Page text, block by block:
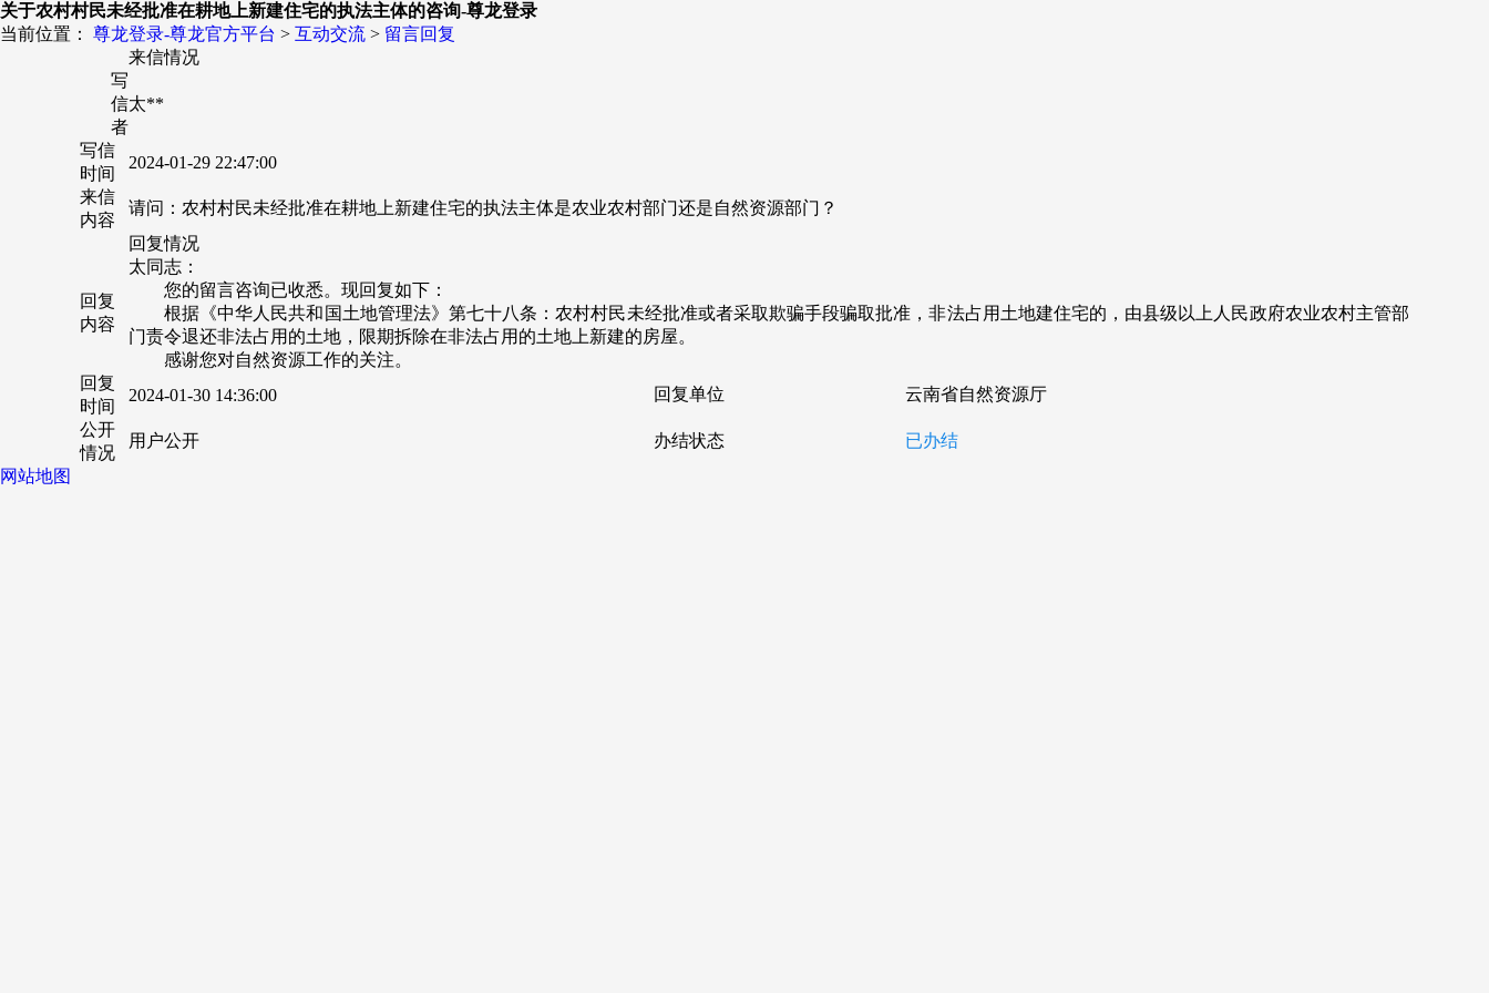
关于农村村民未经批准在耕地上新建住宅的执法主体的咨询-尊龙登录
当前位置： 尊龙登录-尊龙官方平台 > 互动交流 > 留言回复
来信情况
写
信
者
太**
写信
时间
2024-01-29 22:47:00
来信
内容
请问：农村村民未经批准在耕地上新建住宅的执法主体是农业农村部门还是自然资源部门？
回复情况
回复
内容
太同志：
您的留言咨询已收悉。现回复如下：
根据《中华人民共和国土地管理法》第七十八条：农村村民未经批准或者采取欺骗手段骗取批准，非法占用土地建住宅的，由县级以上人民政府农业农村主管部
门责令退还非法占用的土地，限期拆除在非法占用的土地上新建的房屋。
感谢您对自然资源工作的关注。
回复
时间
2024-01-30 14:36:00 回复单位
云南省自然资源厅
公开
情况
用户公开 办结状态
已办结
网站地图